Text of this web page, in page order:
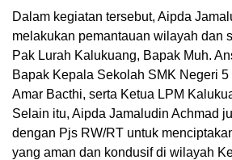
Dalam kegiatan tersebut, Aipda
melakukan pemantauan wilayah dan
Pak Lurah Kalukuang, Bapak Muh.
Bapak Kepala Sekolah SMK Negeri
Amar Bacthi, serta Ketua LPM
Selain itu, Aipda Jamaludin Achmad
dengan Pjs RW/RT untuk
yang aman dan kondusif di wilayah